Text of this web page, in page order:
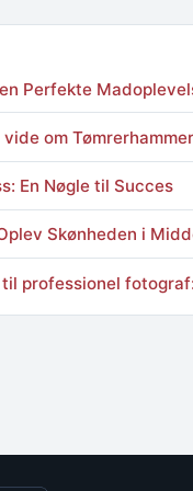
Perfekte
om
En Nøgle til Succes
Skønheden i
professionel